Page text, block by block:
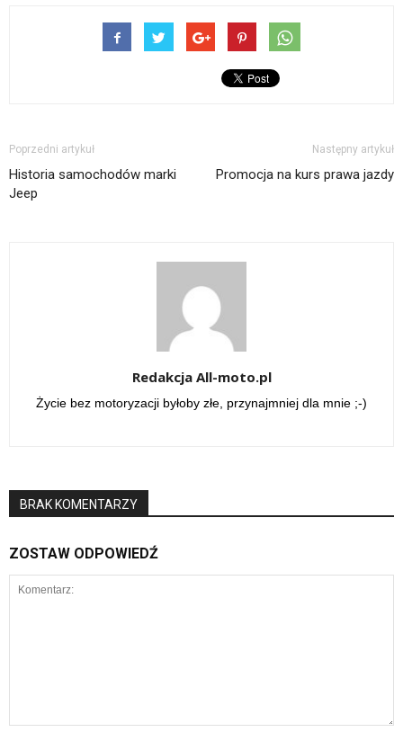
Poprzedni artykuł
Historia samochodów marki
Jeep
Następny artykuł
Promocja na kurs prawa jazdy
Redakcja All-moto.pl
Życie bez motoryzacji byłoby złe, przynajmniej dla mnie ;-)
BRAK KOMENTARZY
ZOSTAW ODPOWIEDŹ